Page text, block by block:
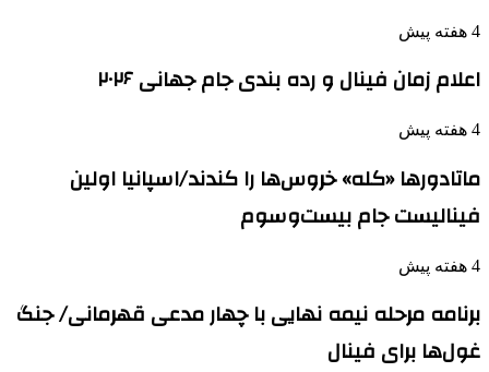
4 هفته پیش
اعلام زمان فینال و رده بندی جام جهانی ۲۰۲۶
4 هفته پیش
ماتادورها «کله» خروس‌ها را کندند/اسپانیا اولین
فینالیست جام بیست‌وسوم
4 هفته پیش
برنامه مرحله نیمه نهایی با چهار مدعی قهرمانی/ جنگ
غول‌ها برای فینال